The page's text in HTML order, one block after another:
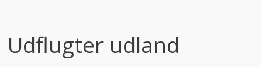
Udflugter udland